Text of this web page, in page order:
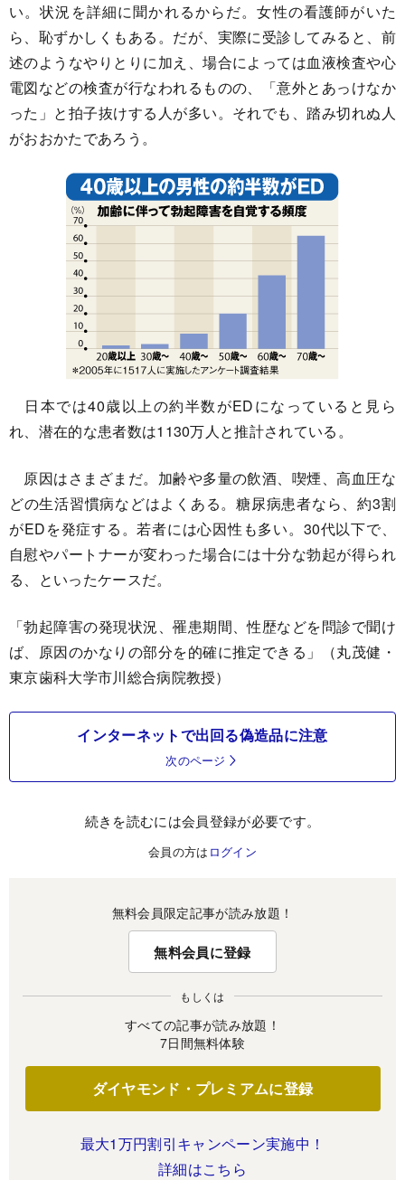
い。状況を詳細に聞かれるからだ。女性の看護師がいた
ら、恥ずかしくもある。だが、実際に受診してみると、前
述のようなやりとりに加え、場合によっては血液検査や心
電図などの検査が行なわれるものの、「意外とあっけなか
った」と拍子抜けする人が多い。それでも、踏み切れぬ人
がおおかたであろう。
日本では40歳以上の約半数がEDになっていると見ら
れ、潜在的な患者数は1130万人と推計されている。
原因はさまざまだ。加齢や多量の飲酒、喫煙、高血圧な
どの生活習慣病などはよくある。糖尿病患者なら、約3割
がEDを発症する。若者には心因性も多い。30代以下で、
自慰やパートナーが変わった場合には十分な勃起が得られ
る、といったケースだ。
「勃起障害の発現状況、罹患期間、性歴などを問診で聞け
ば、原因のかなりの部分を的確に推定できる」（丸茂健・
東京歯科大学市川総合病院教授）
インターネットで出回る偽造品に注意
次のページ
続きを読むには会員登録が必要です。
会員の方は ログイン
無料会員限定記事が読み放題！
無料会員に登録
もしくは
すべての記事が読み放題！
7日間無料体験
ダイヤモンド・プレミアムに登録
最大1万円割引キャンペーン実施中！
詳細はこちら